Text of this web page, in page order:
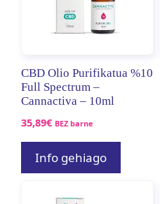
CBD Olio Purifikatua %10
Full Spectrum –
Cannactiva – 10ml
35,89€ BEZ barne
Info gehiago